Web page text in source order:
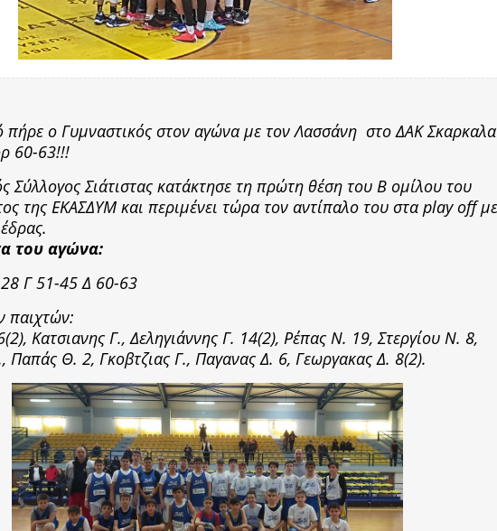
πήρε ο Γυμναστικός στον αγώνα με τον Λασσάνη στο ΔΑΚ Σκαρκαλα
60-63!!!
Σύλλογος Σιάτιστας κατάκτησε τη πρώτη θέση του Β ομίλου του
της ΕΚΑΣΔΥΜ και περιμένει τώρα τον αντίπαλο του στα play off με
του αγώνα:
Γ 51-45 Δ 60-63
παιχτών:
Κατσιανης Γ., Δεληγιάννης Γ. 14(2), Ρέπας Ν. 19, Στεργίου Ν. 8,
Παπάς Θ. 2, Γκοβτζιας Γ., Παγανας Δ. 6, Γεωργακας Δ. 8(2).